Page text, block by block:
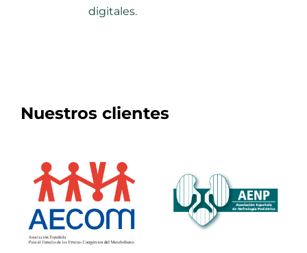
digitales.
Nuestros clientes